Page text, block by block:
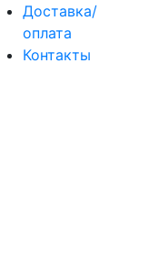
Доставка/
оплата
Контакты